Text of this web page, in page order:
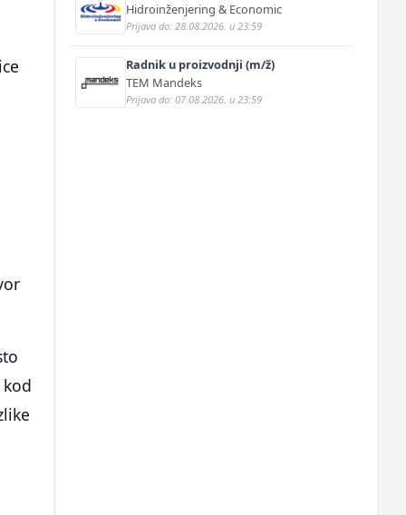
Hidroinženjering & Economic
Prijava do: 28.08.2026. u 23:59
Radnik u proizvodnji (m/ž)
TEM Mandeks
Prijava do: 07.08.2026. u 23:59